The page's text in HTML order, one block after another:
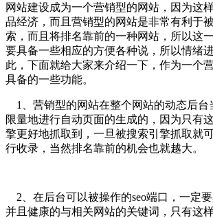
网站建设成为一个营销型的网站，因为这
品经济，而且营销型的网站是非常有利于
索，而且将排名靠前的一种网站，所以这
要具备一些相应的方便各种说，所以情绪
此，下面就给大家来介绍一下，作为一个
具备的一些功能。
1、营销型的网站在整个网站的动态后台
限量地进行自动页面的生成的，因为只有
擎更好地抓取到，一旦被搜索引擎抓取就
行收录，当然排名靠前的机会也就越大。
2、在后台可以被操作的seo端口，一定
并且健康的与相关网站的关键词，只有这